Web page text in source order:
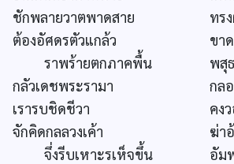
ชักพลายวาตพาดสาย
ทร
ต้องอัศดรตัวแกล้ว
ขา
ราพร้ายตกภาคพื้น
พสุ
กลัวเดชพระรามา
กล
เรารบชิดชีวา
คง
จักคิดกลลวงเค้า
ฆ่า
จึ่งรีบเหาะรเห็จขึ้น
อัม